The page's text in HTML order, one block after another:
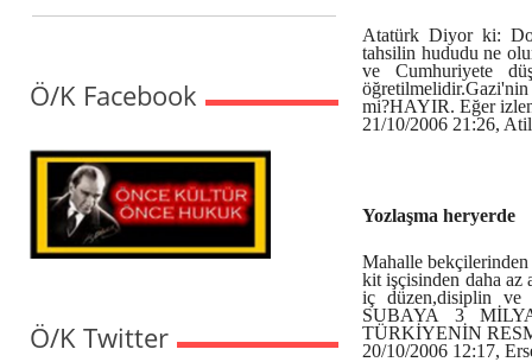
Ö/K Facebook
Ö/K Twitter
Atatürk Diyor ki:
tahsilin hududu ne
ve Cumhuriyete
mi?HAYIR. Eğer
21/10/2006 21:26,
Yozlaşma heryerde
Mahalle bekçilerinden
kit işçisinden daha az
iç düzen,disiplin ve
SUBAYA 3
TÜRKİYENİN
20/10/2006 12:17,